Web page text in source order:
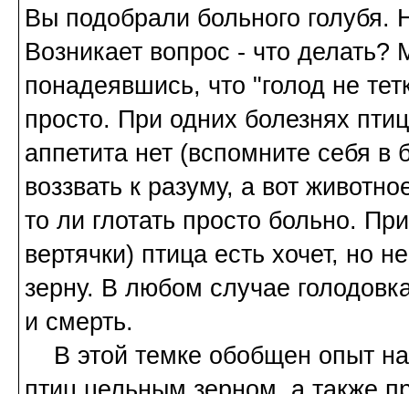
Вы подобрали больного голубя.
Возникает вопрос - что делать?
понадеявшись, что "голод не
просто. При одних болезнях
аппетита нет (вспомните себя
воззвать к разуму, а вот
то ли глотать просто больно.
вертячки) птица есть хочет, но
зерну. В любом случае
и смерть.
В этой темке обобщен опыт